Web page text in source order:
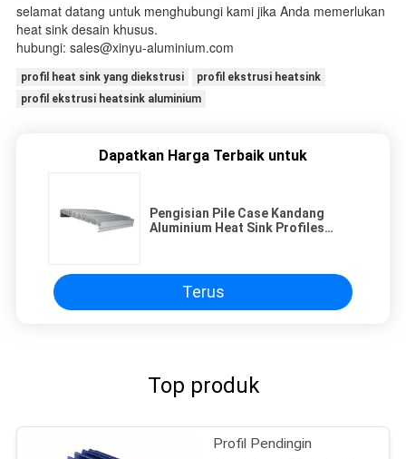
selamat datang untuk menghubungi kami jika Anda memerlukan
heat sink desain khusus.
hubungi: sales@xinyu-aluminium.com
profil heat sink yang diekstrusi
profil ekstrusi heatsink
profil ekstrusi heatsink aluminium
Dapatkan Harga Terbaik untuk
Pengisian Pile Case Kandang
Aluminium Heat Sink Profiles
Terus
Top produk
Profil Pendingin